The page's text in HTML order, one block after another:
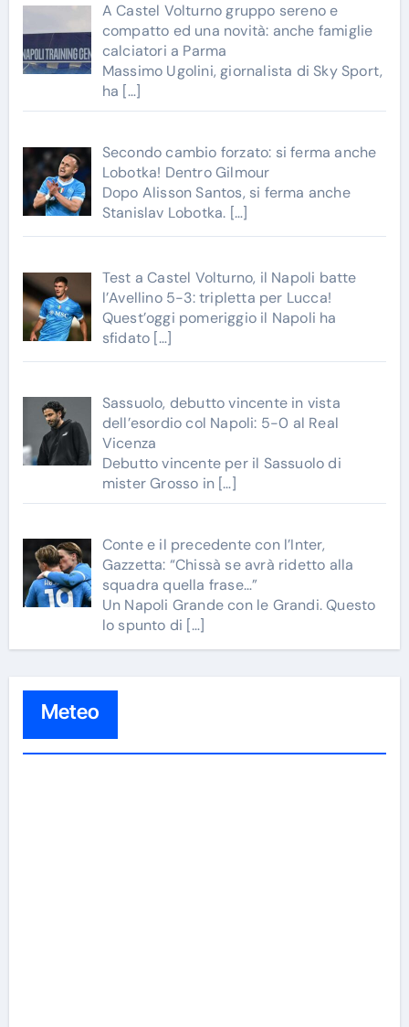
A Castel Volturno gruppo sereno e
compatto ed una novità: anche famiglie
calciatori a Parma
Massimo Ugolini, giornalista di Sky Sport,
ha […]
Secondo cambio forzato: si ferma anche
Lobotka! Dentro Gilmour
Dopo Alisson Santos, si ferma anche
Stanislav Lobotka. […]
Test a Castel Volturno, il Napoli batte
l’Avellino 5-3: tripletta per Lucca!
Quest’oggi pomeriggio il Napoli ha
sfidato […]
Sassuolo, debutto vincente in vista
dell’esordio col Napoli: 5-0 al Real
Vicenza
Debutto vincente per il Sassuolo di
mister Grosso in […]
Conte e il precedente con l’Inter,
Gazzetta: “Chissà se avrà ridetto alla
squadra quella frase…”
Un Napoli Grande con le Grandi. Questo
lo spunto di […]
Meteo